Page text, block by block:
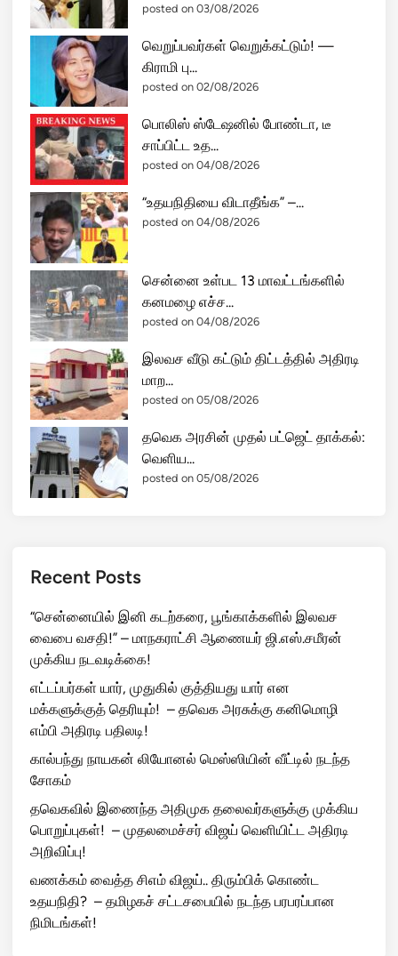
posted on 03/08/2026
வெறுப்பவர்கள் வெறுக்கட்டும்! —
கிராமி பு...
posted on 02/08/2026
பொலிஸ் ஸ்டேஷனில் போண்டா, டீ
சாப்பிட்ட உத...
posted on 04/08/2026
“உதயநிதியை விடாதீங்க” –...
posted on 04/08/2026
சென்னை உள்பட 13 மாவட்டங்களில்
கனமழை எச்ச...
posted on 04/08/2026
இலவச வீடு கட்டும் திட்டத்தில் அதிரடி
மாற...
posted on 05/08/2026
தவெக அரசின் முதல் பட்ஜெட் தாக்கல்:
வெளிய...
posted on 05/08/2026
Recent Posts
“சென்னையில் இனி கடற்கரை, பூங்காக்களில் இலவச
வைபை வசதி!” – மாநகராட்சி ஆணையர் ஜி.எஸ்.சமீரன்
முக்கிய நடவடிக்கை!
எட்டப்பர்கள் யார், முதுகில் குத்தியது யார் என
மக்களுக்குத் தெரியும்! – தவெக அரசுக்கு கனிமொழி
எம்பி அதிரடி பதிலடி!
கால்பந்து நாயகன் லியோனல் மெஸ்ஸியின் வீட்டில் நடந்த
சோகம்
தவெகவில் இணைந்த அதிமுக தலைவர்களுக்கு முக்கிய
பொறுப்புகள்! – முதலமைச்சர் விஜய் வெளியிட்ட அதிரடி
அறிவிப்பு!
வணக்கம் வைத்த சிஎம் விஜய்.. திரும்பிக் கொண்ட
உதயநிதி? – தமிழகச் சட்டசபையில் நடந்த பரபரப்பான
நிமிடங்கள்!